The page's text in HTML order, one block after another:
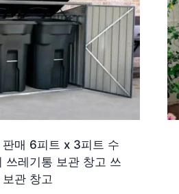
판매 6피트 x 3피트 수
쓰레기통 보관 창고 쓰
관 창고